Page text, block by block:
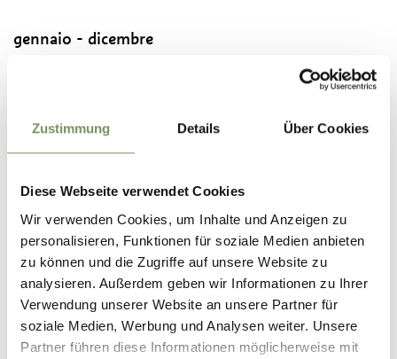
Zustimmung Details Über Cookies
Diese Webseite verwendet Cookies
Wir verwenden Cookies, um Inhalte und Anzeigen zu
personalisieren, Funktionen für soziale Medien anbieten
zu können und die Zugriffe auf unsere Website zu
analysieren. Außerdem geben wir Informationen zu Ihrer
Verwendung unserer Website an unsere Partner für
soziale Medien, Werbung und Analysen weiter. Unsere
Partner führen diese Informationen möglicherweise mit
gennaio - dicembre
Via Spauregg 10
3902 Parcines
info@partschins.com
www.partschins.com
T+39 0473 967157
Periodo consigliato
tutto l'anno